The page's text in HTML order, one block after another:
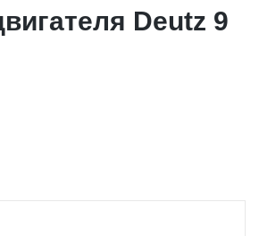
Deutz 9